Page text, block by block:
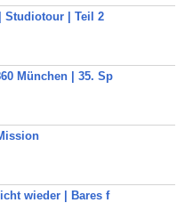
Studiotour | Teil 2
München | 35. Sp
wieder | Bares f